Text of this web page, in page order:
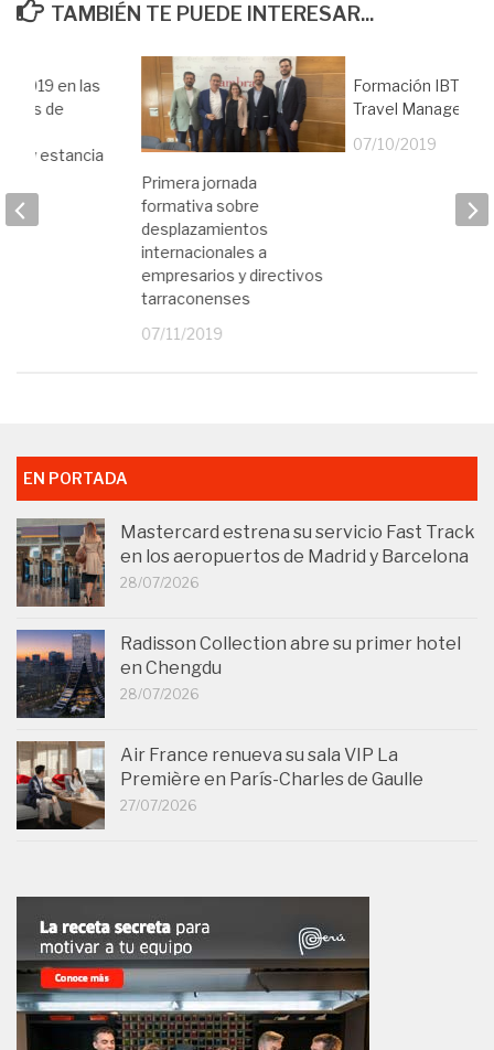
TAMBIÉN TE PUEDE INTERESAR...
Primera jornada
formativa sobre
desplazamientos
internacionales a
empresarios y directivos
tarraconenses
07/11/2019
Formación IBTA
Travel Manager
07/10/2019
2019 en las
de
y estancia
EN PORTADA
Mastercard estrena su servicio Fast Track
en los aeropuertos de Madrid y Barcelona
28/07/2026
Radisson Collection abre su primer hotel
en Chengdu
28/07/2026
Air France renueva su sala VIP La
Première en París-Charles de Gaulle
27/07/2026